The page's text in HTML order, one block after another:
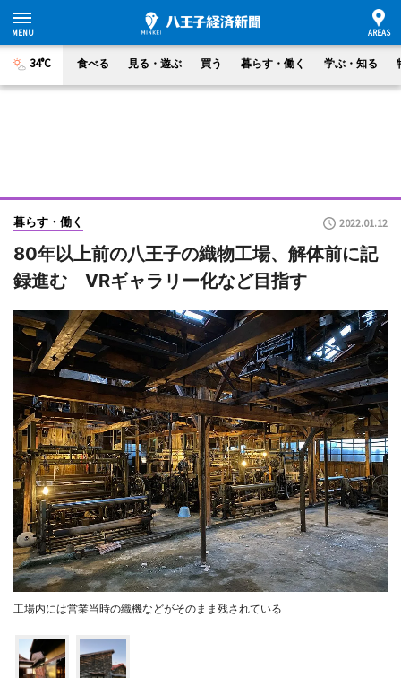
34°C 食べる 見る・遊ぶ 買う 暮らす・働く 学ぶ・知る
暮らす・働く 2022.01.12
80年以上前の八王子の織物工場、解体前に記
録進む VRギャラリー化など目指す
工場内には営業当時の織機などがそのまま残されている